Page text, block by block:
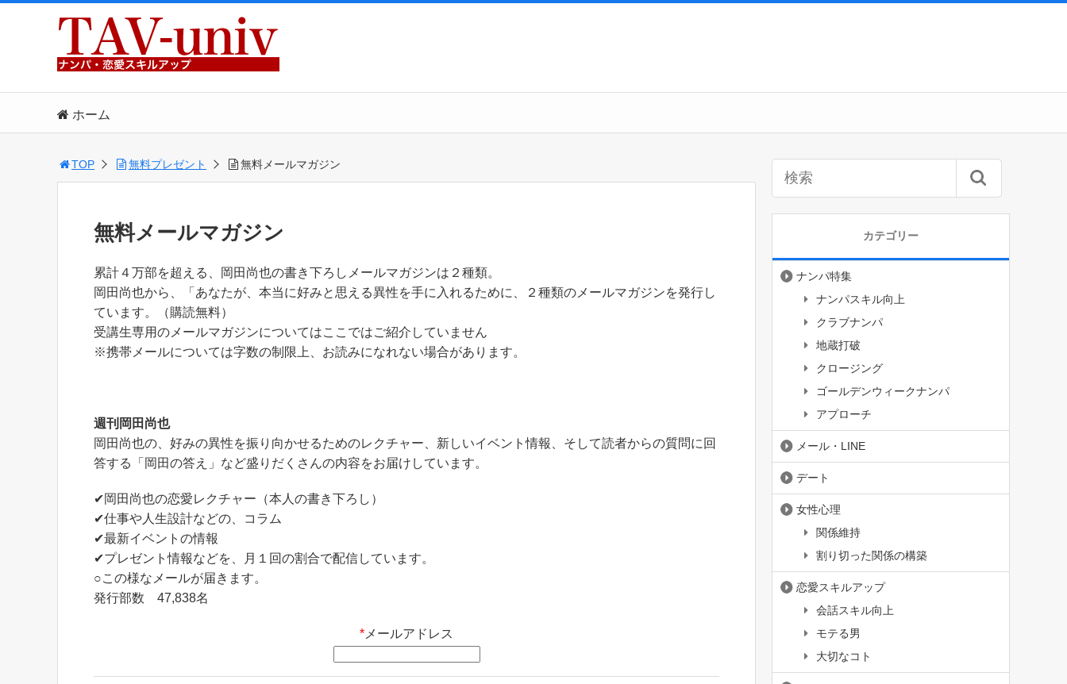
ホーム
TOP 無料プレゼント 無料メールマガジン
無料メールマガジン
累計４万部を超える、岡田尚也の書き下ろしメールマガジンは２種類。
岡田尚也から、「あなたが、本当に好みと思える異性を手に入れるために、２種類のメールマガジンを発行し
ています。（購読無料）
受講生専用のメールマガジンについてはここではご紹介していません
※携帯メールについては字数の制限上、お読みになれない場合があります。
週刊岡田尚也
岡田尚也の、好みの異性を振り向かせるためのレクチャー、新しいイベント情報、そして読者からの質問に回
答する「岡田の答え」など盛りだくさんの内容をお届けしています。
✔岡田尚也の恋愛レクチャー（本人の書き下ろし）
✔仕事や人生設計などの、コラム
✔最新イベントの情報
✔プレゼント情報などを、月１回の割合で配信しています。
○この様なメールが届きます。
発行部数 47,838名
* メールアドレス
カテゴリー
ナンパ特集
ナンパスキル向上
クラブナンパ
地蔵打破
クロージング
ゴールデンウィークナンパ
アプローチ
メール・LINE
デート
女性心理
関係維持
割り切った関係の構築
恋愛スキルアップ
会話スキル向上
モテる男
大切なコト